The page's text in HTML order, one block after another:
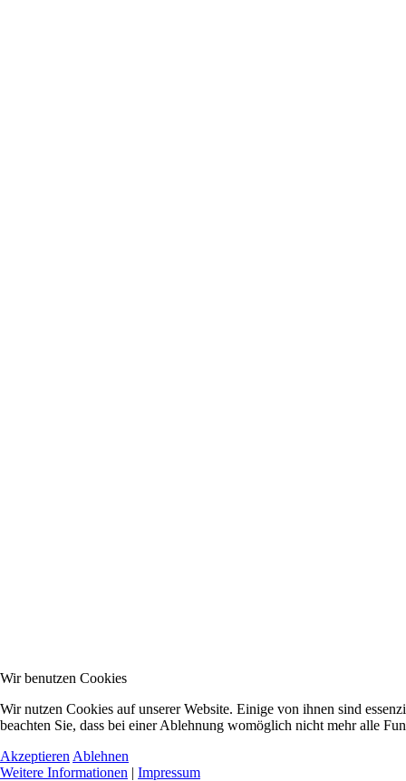
Wir benutzen Cookies
Wir nutzen Cookies auf unserer Website. Einige von ihnen sind
beachten Sie, dass bei einer Ablehnung womöglich nicht mehr alle
Akzeptieren Ablehnen
Weitere Informationen | Impressum